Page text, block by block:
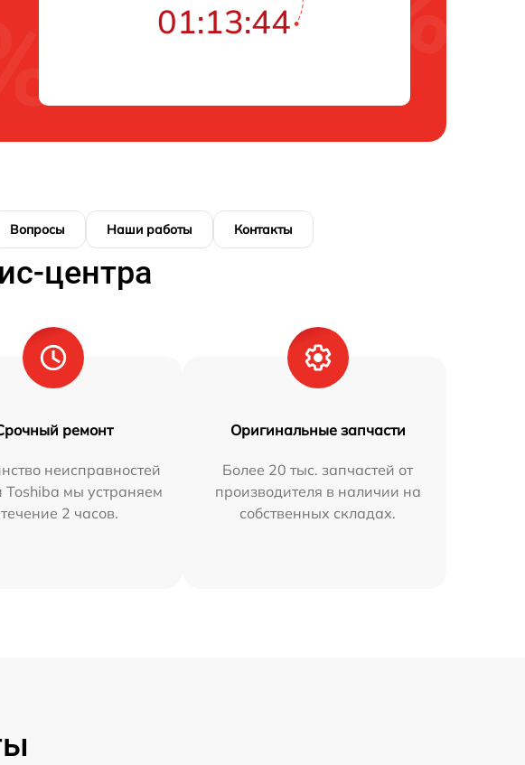
01:13:43
Вопросы Наши работы Контакты
центра
ремонт
неисправностей
Toshiba мы устраняем
2 часов.
Оригинальные запчасти
Более 20 тыс. запчастей от
производителя в наличии на
собственных складах.